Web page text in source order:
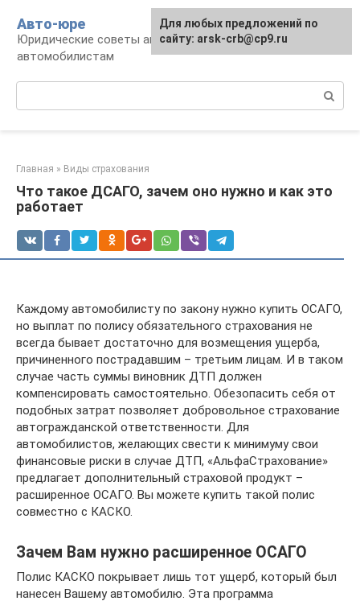
контенту
Авто-юре
Юридические советы автовладельцам и
автомобилистам
Главная » Виды страхования
Что такое ДСАГО, зачем оно нужно и как это
работает
Каждому автомобилисту по закону нужно купить ОСАГО,
но выплат по полису обязательного страхования не
всегда бывает достаточно для возмещения ущерба,
причиненного пострадавшим – третьим лицам. И в таком
случае часть суммы виновник ДТП должен
компенсировать самостоятельно. Обезопасить себя от
подобных затрат позволяет добровольное страхование
автогражданской ответственности. Для
автомобилистов, желающих свести к минимуму свои
финансовые риски в случае ДТП, «АльфаСтрахование»
предлагает дополнительный страховой продукт –
расширенное ОСАГО. Вы можете купить такой полис
совместно с КАСКО.
Зачем Вам нужно расширенное ОСАГО
Полис КАСКО покрывает лишь тот ущерб, который был
нанесен Вашему автомобилю. Эта программа
Для любых предложений по
сайту: arsk-crb@cp9.ru